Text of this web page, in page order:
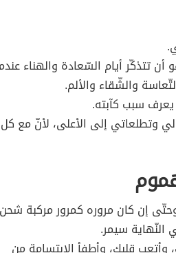
تتذكّر أيام السّعادة والهناء
والشّقاء والألم.
سبب كآبته.
وتطلعاتي إلى الأعلى، لأنّ مع كل
إن كان مروره كمرور مركبة شحن
سيمر.
قلبك، وأطفأ الابتسامة من